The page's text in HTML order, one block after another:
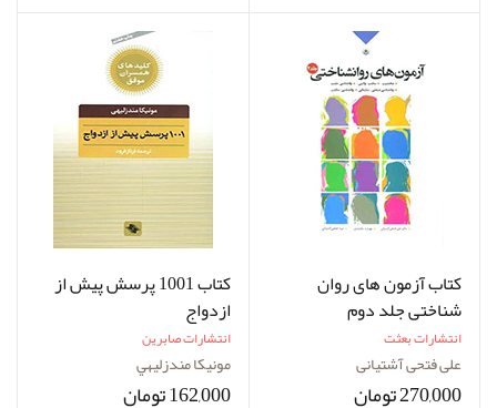
کتاب آزمون های روان
شناختی جلد دوم
انتشارات بعثت
علی فتحی آشتیانی
270,000 تومان
کتاب 1001 پرسش پیش از
ازدواج
انتشارات صابرین
مونيكا مندزليهي
162,000 تومان